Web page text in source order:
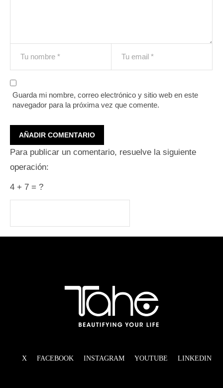
Guarda mi nombre, correo electrónico y sitio web en este
navegador para la próxima vez que comente.
Para publicar un comentario, resuelve la siguiente
operación:
4 + 7 = ?
X FACEBOOK INSTAGRAM YOUTUBE LINKEDIN